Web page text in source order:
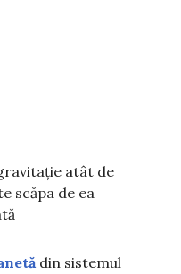
atât de
scăpa de ea
din sistemul